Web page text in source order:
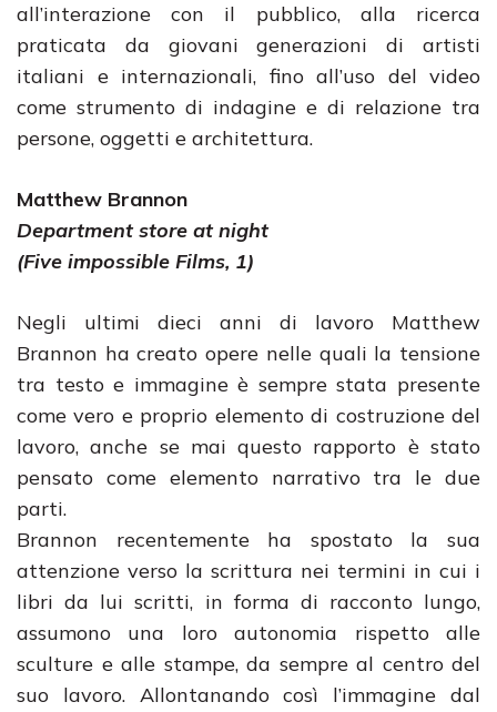
all’interazione con il pubblico, alla ricerca
praticata da giovani generazioni di artisti
italiani e internazionali, fino all’uso del video
come strumento di indagine e di relazione tra
persone, oggetti e architettura.
Matthew Brannon
Department store at night
(Five impossible Films, 1)
Negli ultimi dieci anni di lavoro Matthew
Brannon ha creato opere nelle quali la tensione
tra testo e immagine è sempre stata presente
come vero e proprio elemento di costruzione del
lavoro, anche se mai questo rapporto è stato
pensato come elemento narrativo tra le due
parti.
Brannon recentemente ha spostato la sua
attenzione verso la scrittura nei termini in cui i
libri da lui scritti, in forma di racconto lungo,
assumono una loro autonomia rispetto alle
sculture e alle stampe, da sempre al centro del
suo lavoro. Allontanando così l’immagine dal